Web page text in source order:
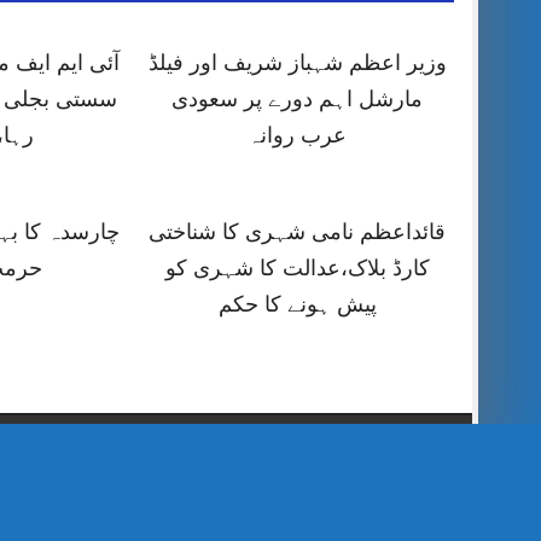
وزیر اعظم شہباز شریف اور فیلڈ
مارشل اہم دورے پر سعودی
عرب روانہ
آئی ایم
سستی بجلی
قائداعظم نامی شہری کا شناختی
کارڈ بلاک،عدالت کا شہری کو
پیش ہونے کا حکم
چارسدہ کا